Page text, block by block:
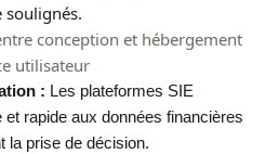
soulignés.
conception et hébergement
utilisateur
: Les plateformes SIE
rapide aux données financières
la prise de décision.